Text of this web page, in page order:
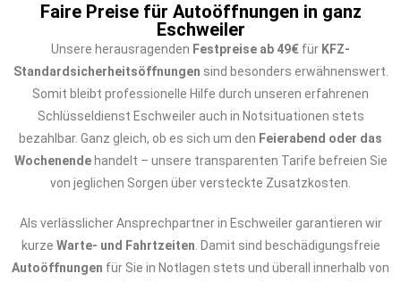
Faire Preise für Autoöffnungen in ganz
Eschweiler
Unsere herausragenden Festpreise ab 49€ für KFZ-
Standardsicherheitsöffnungen sind besonders erwähnenswert.
Somit bleibt professionelle Hilfe durch unseren erfahrenen
Schlüsseldienst Eschweiler auch in Notsituationen stets
bezahlbar. Ganz gleich, ob es sich um den Feierabend oder das
Wochenendehandelt – unsere transparenten Tarife befreien Sie
von jeglichen Sorgen über versteckte Zusatzkosten.
Als verlässlicher Ansprechpartner in Eschweiler garantieren wir
kurze Warte- und Fahrtzeiten . Damit sind beschädigungsfreie
Autoöffnungen für Sie in Notlagen stets und überall innerhalb von